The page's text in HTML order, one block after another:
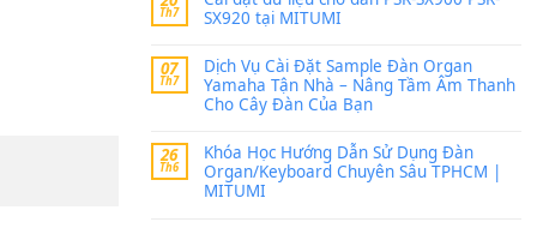
Trang hợp âm chưa cập
KháchtrongLỡ làng
30 Tháng 9, 2025
BÀI MỚI VIẾT